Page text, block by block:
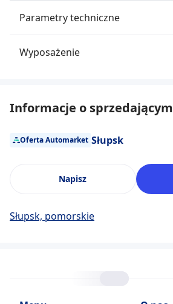
Parametry techniczne
Wyposażenie
Informacje o sprzedającym
Oferta Automarket Słupsk
Napisz
Słupsk, pomorskie